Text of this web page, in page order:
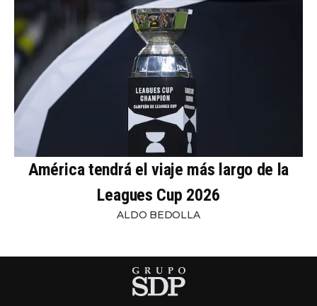
América tendrá el viaje más largo de la
Leagues Cup 2026
ALDO BEDOLLA